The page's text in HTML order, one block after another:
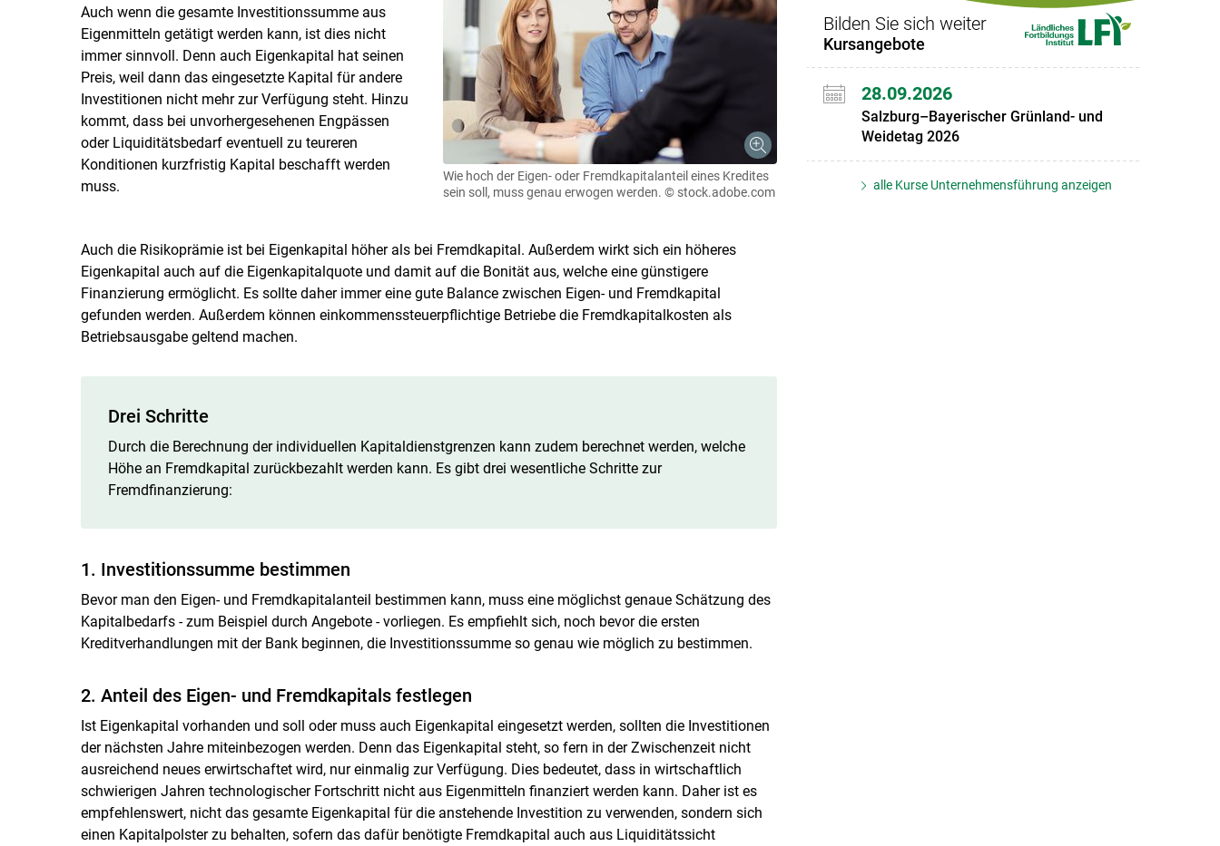
Skip to main content
Wie hoch der Eigen- oder Fremdkapitalanteil eines Kredites
sein soll, muss genau erwogen werden. © stock.adobe.com
Auch wenn die gesamte Investitionssumme aus
Eigenmitteln getätigt werden kann, ist dies nicht
immer sinnvoll. Denn auch Eigenkapital hat seinen
Preis, weil dann das eingesetzte Kapital für andere
Investitionen nicht mehr zur Verfügung steht. Hinzu
kommt, dass bei unvorhergesehenen Engpässen
oder Liquiditätsbedarf eventuell zu teureren
Konditionen kurzfristig Kapital beschafft werden
muss.
Auch die Risikoprämie ist bei Eigenkapital höher als bei Fremdkapital. Außerdem wirkt sich ein höheres
Eigenkapital auch auf die Eigenkapitalquote und damit auf die Bonität aus, welche eine günstigere
Finanzierung ermöglicht. Es sollte daher immer eine gute Balance zwischen Eigen- und Fremdkapital
gefunden werden. Außerdem können einkommenssteuerpflichtige Betriebe die Fremdkapitalkosten als
Betriebsausgabe geltend machen.
Drei Schritte
Durch die Berechnung der individuellen Kapitaldienstgrenzen kann zudem berechnet werden, welche
Höhe an Fremdkapital zurückbezahlt werden kann. Es gibt drei wesentliche Schritte zur
Fremdfinanzierung:
1. Investitionssumme bestimmen
Bevor man den Eigen- und Fremdkapitalanteil bestimmen kann, muss eine möglichst genaue Schätzung des
Kapitalbedarfs - zum Beispiel durch Angebote - vorliegen. Es empfiehlt sich, noch bevor die ersten
Kreditverhandlungen mit der Bank beginnen, die Investitionssumme so genau wie möglich zu bestimmen.
2. Anteil des Eigen- und Fremdkapitals festlegen
Ist Eigenkapital vorhanden und soll oder muss auch Eigenkapital eingesetzt werden, sollten die Investitionen
der nächsten Jahre miteinbezogen werden. Denn das Eigenkapital steht, so fern in der Zwischenzeit nicht
ausreichend neues erwirtschaftet wird, nur einmalig zur Verfügung. Dies bedeutet, dass in wirtschaftlich
schwierigen Jahren technologischer Fortschritt nicht aus Eigenmitteln finanziert werden kann. Daher ist es
empfehlenswert, nicht das gesamte Eigenkapital für die anstehende Investition zu verwenden, sondern sich
einen Kapitalpolster zu behalten, sofern das dafür benötigte Fremdkapital auch aus Liquiditätssicht
Bilden Sie sich weiter
Kursangebote
28.09.2026
Salzburg–Bayerischer Grünland- und
Weidetag 2026
alle Kurse Unternehmensführung anzeigen